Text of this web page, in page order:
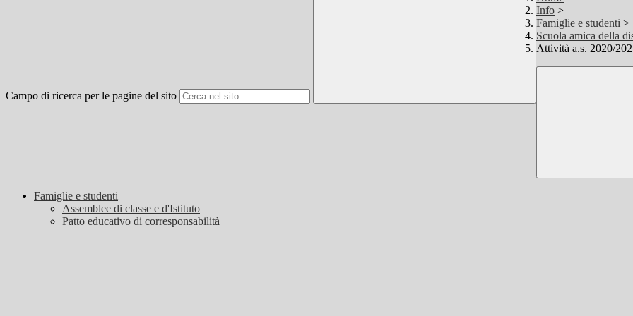
Campo di ricerca per le pagine del sito
Info >
Famiglie e studenti >
Scuola amica della
Attività a.s. 2020/
Famiglie e studenti
Assemblee di classe e d'Istituto
Patto educativo di corresponsabilità